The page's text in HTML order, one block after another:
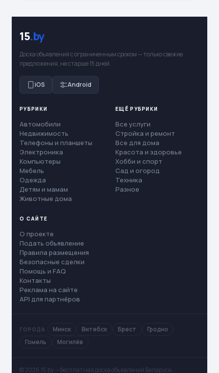
15.by
Доска объявлений с ограниченным сроком — только свежие
предложения, не старше 15 дней.
iOS Android
РУБРИКИ
Автомобили
Недвижимость
Телефоны и планшеты
Электроника
Компьютеры
Мебель
Одежда
Детям и мамам
Животные дома
ЕЩЁ РУБРИКИ
Все услуги
Стройка и ремонт
Все для дома
Красота и здоровье
Хобби и спорт
Сад и огород
Техника
Разное
О САЙТЕ
О проекте
Подать объявление
Правила размещения
Безопасные сделки
Помощь и FAQ
Контакты
Реклама на сайте
API для партнёров
ГОРОДА Минск Витебск Брест
Гродно
Гомель
Могилёв
© 2026 15.by — бесплатная доска объявлений Беларуси. ·